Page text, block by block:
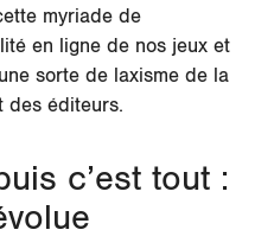
myriade de
en ligne de nos jeux et
sorte de laxisme de la
des éditeurs.
c’est tout :